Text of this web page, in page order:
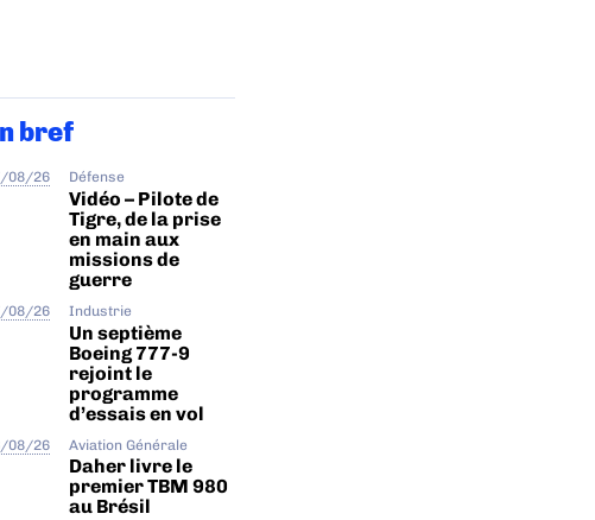
bref
08/26 Défense
Vidéo – Pilote de
Tigre, de la prise
en main aux
missions de
guerre
08/26 Industrie
Un septième
Boeing 777-9
rejoint le
programme
d’essais en vol
08/26 Aviation Générale
Daher livre le
premier TBM 980
au Brésil